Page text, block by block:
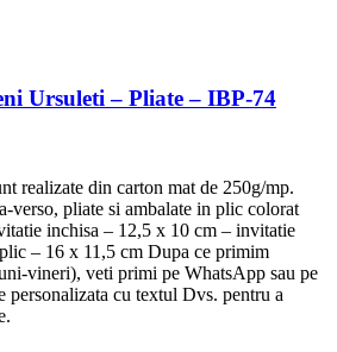
Ursuleti – Pliate – IBP-74
realizate din carton mat de 250g/mp.
verso, pliate si ambalate in plic colorat
inchisa – 12,5 x 10 cm – invitatie
– 16 x 11,5 cm Dupa ce primim
vineri), veti primi pe WhatsApp sau pe
personalizata cu textul Dvs. pentru a